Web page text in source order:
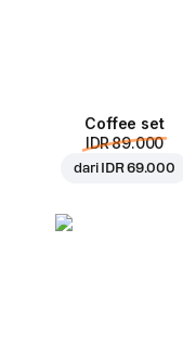
Coffee set
IDR 89.000
dari IDR 69.000